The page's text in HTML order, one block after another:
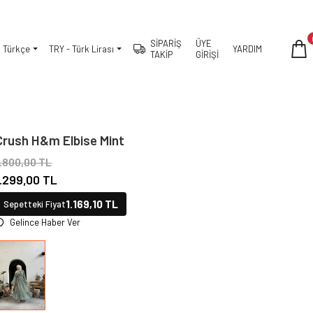
Türkçe TRY - Türk Lirası
SİPARİŞ
TAKİP
ÜYE
GİRİŞİ
YARDIM
H&m Elbise Mint
TL
TL
Sepetteki Fiyat1.169,10 TL
Gelince Haber Ver